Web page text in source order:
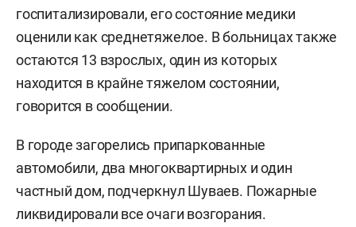
госпитализировали, его состояние медики
оценили как среднетяжелое. В больницах также
остаются 13 взрослых, один из которых
находится в крайне тяжелом состоянии,
говорится в сообщении.
В городе загорелись припаркованные
автомобили, два многоквартирных и один
частный дом, подчеркнул Шуваев. Пожарные
ликвидировали все очаги возгорания.